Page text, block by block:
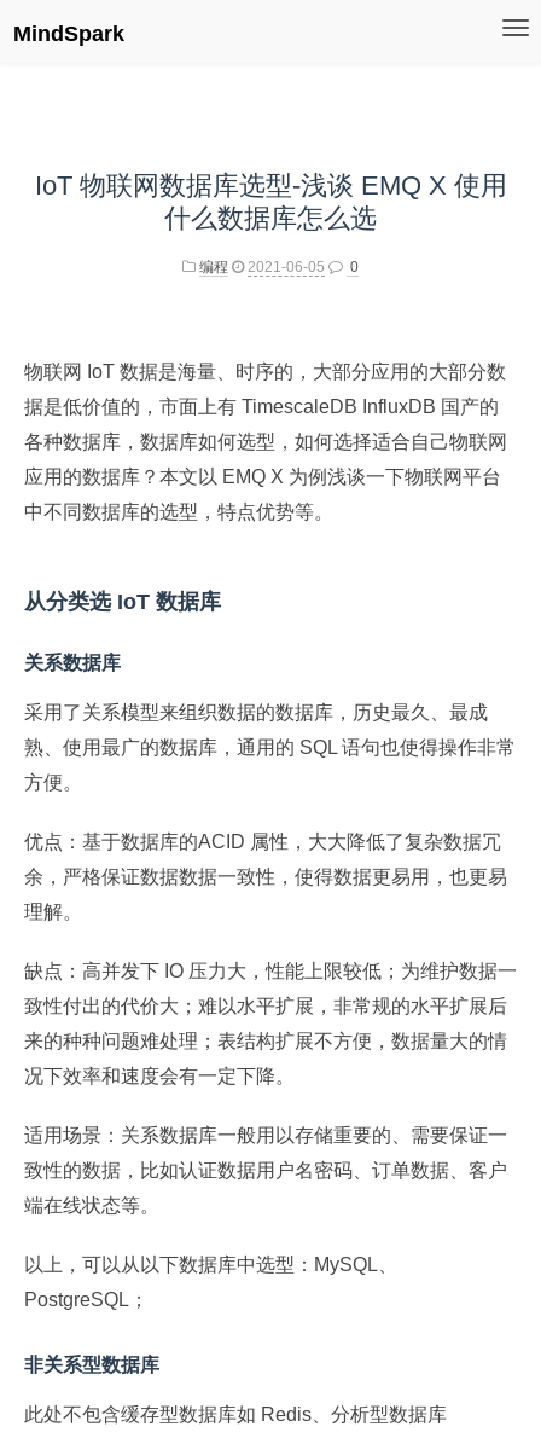
MindSpark
IoT 物联网数据库选型-浅谈 EMQ X 使用
什么数据库怎么选
编程 2021-06-05 0
物联网 IoT 数据是海量、时序的，大部分应用的大部分数
据是低价值的，市面上有 TimescaleDB InfluxDB 国产的
各种数据库，数据库如何选型，如何选择适合自己物联网
应用的数据库？本文以 EMQ X 为例浅谈一下物联网平台
中不同数据库的选型，特点优势等。
从分类选 IoT 数据库
关系数据库
采用了关系模型来组织数据的数据库，历史最久、最成
熟、使用最广的数据库，通用的 SQL 语句也使得操作非常
方便。
优点：基于数据库的ACID 属性，大大降低了复杂数据冗
余，严格保证数据数据一致性，使得数据更易用，也更易
理解。
缺点：高并发下 IO 压力大，性能上限较低；为维护数据一
致性付出的代价大；难以水平扩展，非常规的水平扩展后
来的种种问题难处理；表结构扩展不方便，数据量大的情
况下效率和速度会有一定下降。
适用场景：关系数据库一般用以存储重要的、需要保证一
致性的数据，比如认证数据用户名密码、订单数据、客户
端在线状态等。
以上，可以从以下数据库中选型：MySQL、
PostgreSQL；
非关系型数据库
此处不包含缓存型数据库如 Redis、分析型数据库